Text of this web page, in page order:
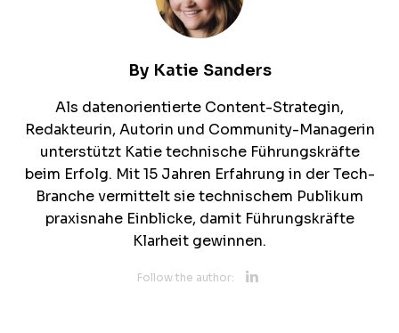
By Katie Sanders
Als datenorientierte Content-Strategin,
Redakteurin, Autorin und Community-Managerin
unterstützt Katie technische Führungskräfte
beim Erfolg. Mit 15 Jahren Erfahrung in der Tech-
Branche vermittelt sie technischem Publikum
praxisnahe Einblicke, damit Führungskräfte
Klarheit gewinnen.
Follow the author: